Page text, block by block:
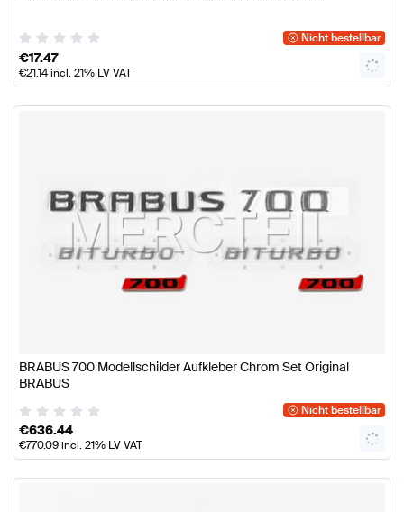
Nicht bestellbar
€17.47
€21.14incl. 21% LV VAT
BRABUS 700 Modellschilder Aufkleber Chrom Set Original
BRABUS
Nicht bestellbar
€636.44
€770.09incl. 21% LV VAT